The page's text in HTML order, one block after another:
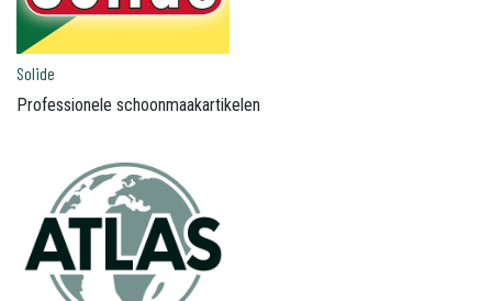
Solide
Professionele schoonmaakartikelen